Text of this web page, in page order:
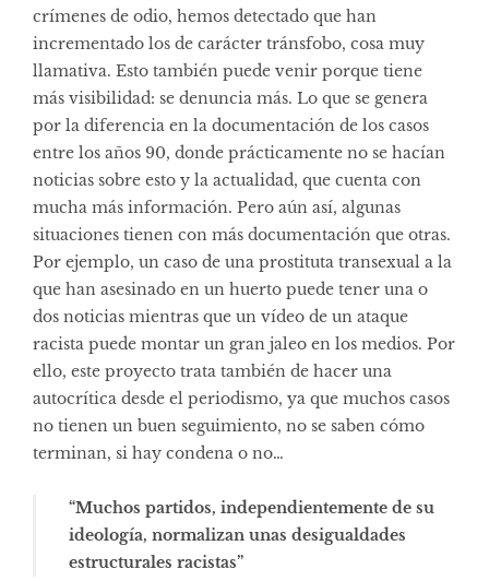
crímenes de odio, hemos detectado que han
incrementado los de carácter tránsfobo, cosa muy
llamativa. Esto también puede venir porque tiene
más visibilidad: se denuncia más. Lo que se genera
por la diferencia en la documentación de los casos
entre los años 90, donde prácticamente no se hacían
noticias sobre esto y la actualidad, que cuenta con
mucha más información. Pero aún así, algunas
situaciones tienen con más documentación que otras.
Por ejemplo, un caso de una prostituta transexual a la
que han asesinado en un huerto puede tener una o
dos noticias mientras que un vídeo de un ataque
racista puede montar un gran jaleo en los medios. Por
ello, este proyecto trata también de hacer una
autocrítica desde el periodismo, ya que muchos casos
no tienen un buen seguimiento, no se saben cómo
terminan, si hay condena o no…
“Muchos partidos, independientemente de su
ideología, normalizan unas desigualdades
estructurales racistas”